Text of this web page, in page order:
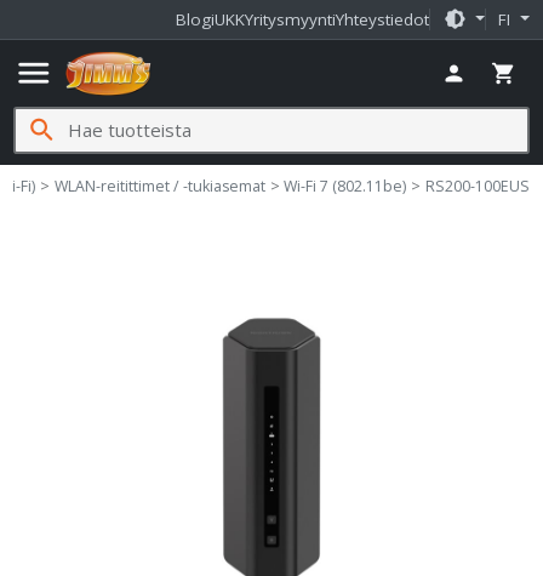
BlogiUKKYritysmyyntiYhteystiedot brightness_medium FI
menu person shopping_cart
search
Fi) WLAN-reitittimet / -tukiasemat Wi-Fi 7 (802.11be) RS200-100EUS